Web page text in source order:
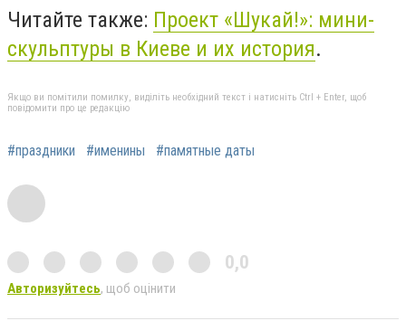
Читайте также: Проект «Шукай!»: мини-
скульптуры в Киеве и их история.
Якщо ви помітили помилку, виділіть необхідний текст і натисніть Ctrl + Enter, щоб
повідомити про це редакцію
#праздники #именины #памятные даты
0,0
Авторизуйтесь, щоб оцінити